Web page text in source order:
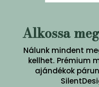
Alkossa
Nálunk mindent
kellhet. Prémium
ajándékok